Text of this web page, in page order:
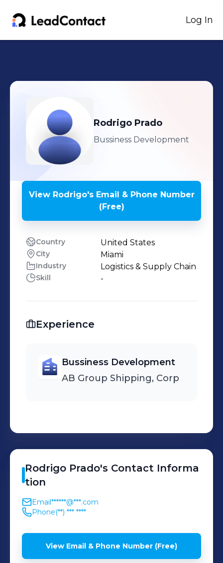
Log In
Rodrigo Prado
Bussiness Development
View Rodrigo'sEmail & Phone Number
(Free)
Country United States
City Miami
Industry Logistics & Supply Chain
Skill -
Experience
Bussiness Development
AB Group Shipping, Corp
Rodrigo Prado's Contact Informa
tion
Email******@***.com
Phone(**) *** ****
View Email & Phone Number (Free)